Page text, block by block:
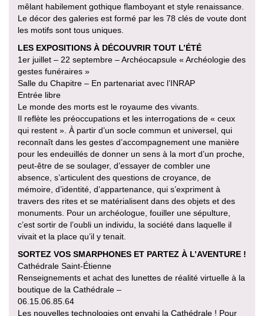
mêlant habilement gothique flamboyant et style renaissance.
Le décor des galeries est formé par les 78 clés de voute dont
les motifs sont tous uniques.
LES EXPOSITIONS À DÉCOUVRIR TOUT L’ÉTÉ
1er juillet – 22 septembre – Archéocapsule « Archéologie des
gestes funéraires »
Salle du Chapitre – En partenariat avec l’INRAP
Entrée libre
Le monde des morts est le royaume des vivants.
Il reflète les préoccupations et les interrogations de « ceux
qui restent ». À partir d’un socle commun et universel, qui
reconnaît dans les gestes d’accompagnement une manière
pour les endeuillés de donner un sens à la mort d’un proche,
peut-être de se soulager, d’essayer de combler une
absence, s’articulent des questions de croyance, de
mémoire, d’identité, d’appartenance, qui s’expriment à
travers des rites et se matérialisent dans des objets et des
monuments. Pour un archéologue, fouiller une sépulture,
c’est sortir de l’oubli un individu, la société dans laquelle il
vivait et la place qu’il y tenait.
SORTEZ VOS SMARPHONES ET PARTEZ À L’AVENTURE !
Cathédrale Saint-Étienne
Renseignements et achat des lunettes de réalité virtuelle à la
boutique de la Cathédrale –
06.15.06.85.64
Les nouvelles technologies ont envahi la Cathédrale ! Pour